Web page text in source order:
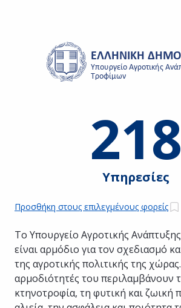
218
Υπηρεσίες
Προσθήκη στους επιλεγμένους φορείς
Το Υπουργείο Αγροτικής
είναι αρμόδιο για τον σχεδιασμό
της αγροτικής πολιτικής της
αρμοδιότητές του περιλαμβάνουν
κτηνοτροφία, τη φυτική και ζωική